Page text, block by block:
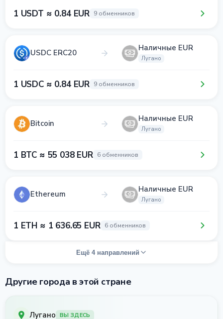
1 USDT ≈ 0.84 EUR 9 обменников
USDC ERC20 Наличные EUR
Лугано
1 USDC ≈ 0.84 EUR 9 обменников
Bitcoin Наличные EUR
Лугано
1 BTC ≈ 55 038 EUR 6 обменников
Ethereum Наличные EUR
Лугано
1 ETH ≈ 1 636.65 EUR 6 обменников
Ещё 4 направлений
Другие города в этой стране
Лугано ВЫ ЗДЕСЬ